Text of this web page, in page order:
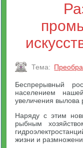
Тема:
Беспрерывный
населением
увеличения вылова
Наряду с этим
рыбным
жизни и